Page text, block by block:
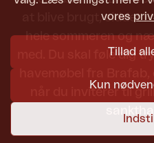
vores
Tillad
Kun
at blive brugt, siddet i
hele sommeren og
med. Du skal føle dig
når du inviterer til